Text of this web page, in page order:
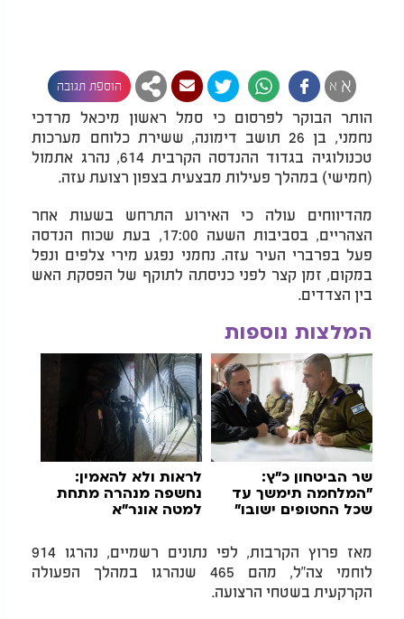
א א הוספת תגובה
הותר הבוקר לפרסום כי סמל ראשון מיכאל מרדכי
נחמני, בן 26 תושב דימונה, ששירת כלוחם מערכות
טכנולוגיה בגדוד ההנדסה הקרבית 614, נהרג אתמול
(חמישי) במהלך פעילות מבצעית בצפון רצועת עזה.
מהדיווחים עולה כי האירוע התרחש בשעות אחר
הצהריים, בסביבות השעה 17:00, בעת שכוח הנדסה
פעל בפרברי העיר עזה. נחמני נפגע מירי צלפים ונפל
במקום, זמן קצר לפני כניסתה לתוקף של הפסקת האש
בין הצדדים.
המלצות נוספות
שר הביטחון כ"ץ:
"המלחמה תימשך עד
שכל החטופים ישובו"
לראות ולא להאמין:
נחשפה מנהרה מתחת
למטה אונר"א
מאז פרוץ הקרבות, לפי נתונים רשמיים, נהרגו 914
לוחמי צה"ל, מהם 465 שנהרגו במהלך הפעולה
הקרקעית בשטחי הרצועה.